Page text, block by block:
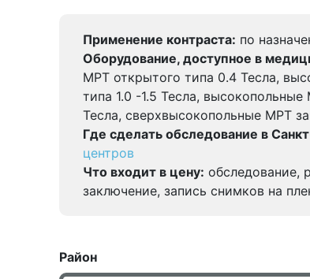
Применение контраста: по
Оборудование, доступное в
МРТ открытого типа 0.4 Тесла,
типа 1.0 -1.5 Тесла,
Тесла, сверхвысокопольные МРТ
Где сделать обследование в
центров
Что входит в цену: обследование,
заключение, запись снимков на
Район